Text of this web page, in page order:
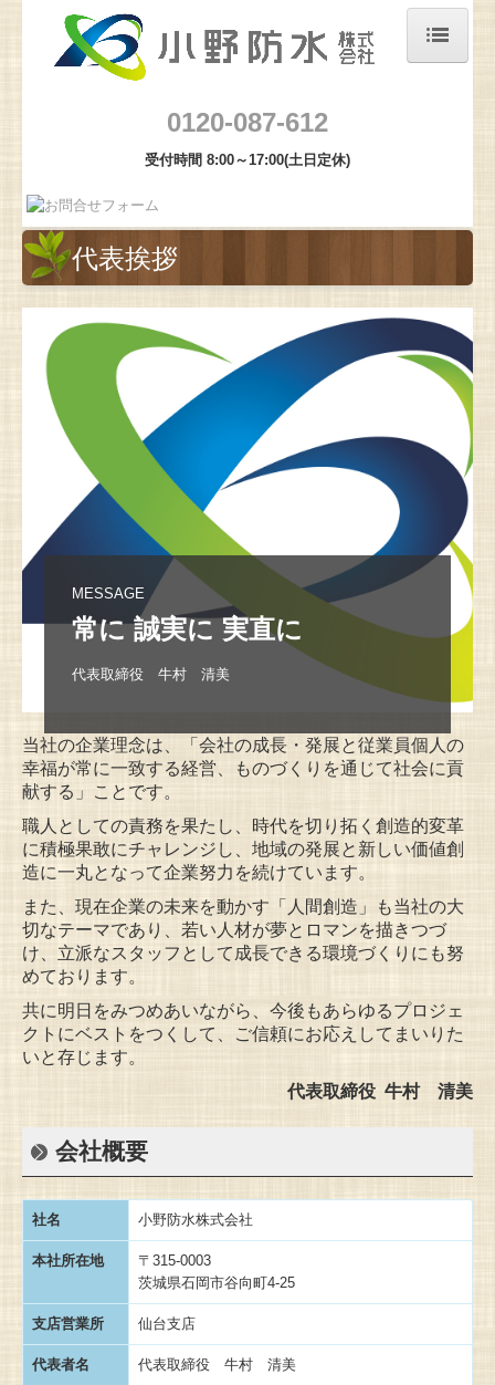
プライバシーポリシー
防水工事
塗装工事
カラーシミュレーション
施工事例
お知らせ
採用情報
0120-087-612
受付時間 8:00～17:00(土日定休)
代表挨拶
MESSAGE
常に 誠実に 実直に
代表取締役　牛村　清美
当社の企業理念は、「会社の成長・発展と従業員個人の
幸福が常に一致する経営、ものづくりを通じて社会に貢
献する」ことです。
職人としての責務を果たし、時代を切り拓く創造的変革
に積極果敢にチャレンジし、地域の発展と新しい価値創
造に一丸となって企業努力を続けています。
また、現在企業の未来を動かす「人間創造」も当社の大
切なテーマであり、若い人材が夢とロマンを描きつづ
け、立派なスタッフとして成長できる環境づくりにも努
めております。
共に明日をみつめあいながら、今後もあらゆるプロジェ
クトにベストをつくして、ご信頼にお応えしてまいりた
いと存じます。
代表取締役 牛村 清美
会社概要
社名 小野防水株式会社
本社所在地
〒315-0003
茨城県石岡市谷向町4-25
支店営業所 仙台支店
代表者名 代表取締役 牛村 清美